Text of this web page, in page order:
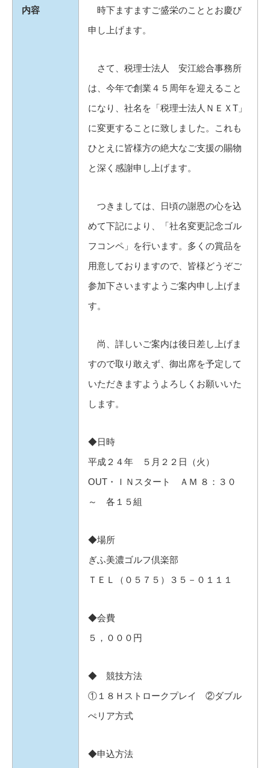
内容
時下ますますご盛栄のこととお慶び
申し上げます。
さて、税理士法人 安江総合事務所
は、今年で創業４５周年を迎えること
になり、社名を「税理士法人ＮＥＸT」
に変更することに致しました。これも
ひとえに皆様方の絶大なご支援の賜物
と深く感謝申し上げます。
つきましては、日頃の謝恩の心を込
めて下記により、「社名変更記念ゴル
フコンペ」を行います。多くの賞品を
用意しておりますので、皆様どうぞご
参加下さいますようご案内申し上げま
す。
尚、詳しいご案内は後日差し上げま
すので取り敢えず、御出席を予定して
いただきますようよろしくお願いいた
します。
◆日時
平成２４年 ５月２２日（火）
OUT・ＩＮスタート ＡＭ ８：３０
～ 各１５組
◆場所
ぎふ美濃ゴルフ倶楽部
ＴＥＬ（０５７５）３５－０１１１
◆会費
５，０００円
◆ 競技方法
①１８Ｈストロークプレイ ②ダブル
ぺリア方式
◆申込方法